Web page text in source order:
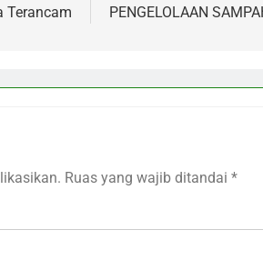
Terancam
PENGELOLAAN
Ruas yang wajib ditandai *